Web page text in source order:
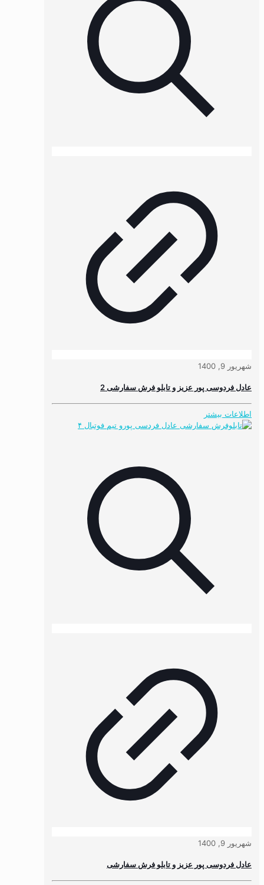
شهریور 9, 1400
عادل فردوسی پور عزیز و تابلو فرش سفارشی 2
اطلاعات بیشتر
شهریور 9, 1400
عادل فردوسی پور عزیز و تابلو فرش سفارشی